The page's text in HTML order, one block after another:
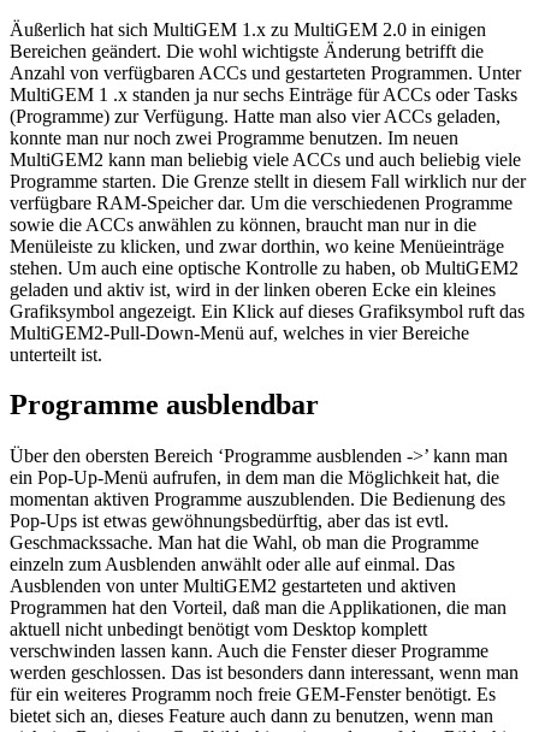
Äußerlich hat sich MultiGEM 1.x zu MultiGEM 2.0 in einigen
Bereichen geändert. Die wohl wichtigste Änderung betrifft die
Anzahl von verfügbaren ACCs und gestarteten Programmen. Unter
MultiGEM 1 .x standen ja nur sechs Einträge für ACCs oder Tasks
(Programme) zur Verfügung. Hatte man also vier ACCs geladen,
konnte man nur noch zwei Programme benutzen. Im neuen
MultiGEM2 kann man beliebig viele ACCs und auch beliebig viele
Programme starten. Die Grenze stellt in diesem Fall wirklich nur der
verfügbare RAM-Speicher dar. Um die verschiedenen Programme
sowie die ACCs anwählen zu können, braucht man nur in die
Menüleiste zu klicken, und zwar dorthin, wo keine Menüeinträge
stehen. Um auch eine optische Kontrolle zu haben, ob MultiGEM2
geladen und aktiv ist, wird in der linken oberen Ecke ein kleines
Grafiksymbol angezeigt. Ein Klick auf dieses Grafiksymbol ruft das
MultiGEM2-Pull-Down-Menü auf, welches in vier Bereiche
unterteilt ist.
Programme ausblendbar
Über den obersten Bereich ‘Programme ausblenden ->’ kann man
ein Pop-Up-Menü aufrufen, in dem man die Möglichkeit hat, die
momentan aktiven Programme auszublenden. Die Bedienung des
Pop-Ups ist etwas gewöhnungsbedürftig, aber das ist evtl.
Geschmackssache. Man hat die Wahl, ob man die Programme
einzeln zum Ausblenden anwählt oder alle auf einmal. Das
Ausblenden von unter MultiGEM2 gestarteten und aktiven
Programmen hat den Vorteil, daß man die Applikationen, die man
aktuell nicht unbedingt benötigt vom Desktop komplett
verschwinden lassen kann. Auch die Fenster dieser Programme
werden geschlossen. Das ist besonders dann interessant, wenn man
für ein weiteres Programm noch freie GEM-Fenster benötigt. Es
bietet sich an, dieses Feature auch dann zu benutzen, wenn man